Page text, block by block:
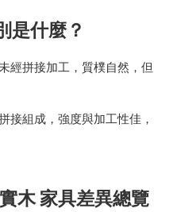
是什麼？
經拼接加工，質樸自然，但
接組成，強度與加工性佳，
木 家具差異總覽